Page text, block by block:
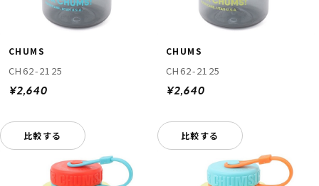
CHUMS
CH62-2125
¥2,640
比較する
CHUMS
CH62-2125
¥2,640
比較する